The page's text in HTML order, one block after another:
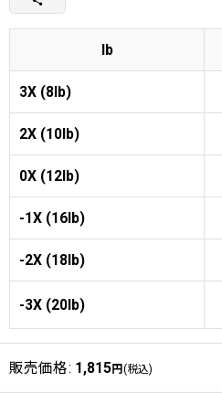
lb
3X (8lb)
2X (10lb)
0X (12lb)
-1X (16lb)
-2X (18lb)
-3X (20lb)
販売価格: 1,815円 (税込)